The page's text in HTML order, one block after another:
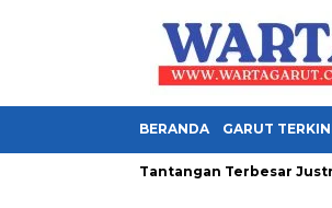
BERANDA GARUT
2026, Tantangan Terbesar Justru